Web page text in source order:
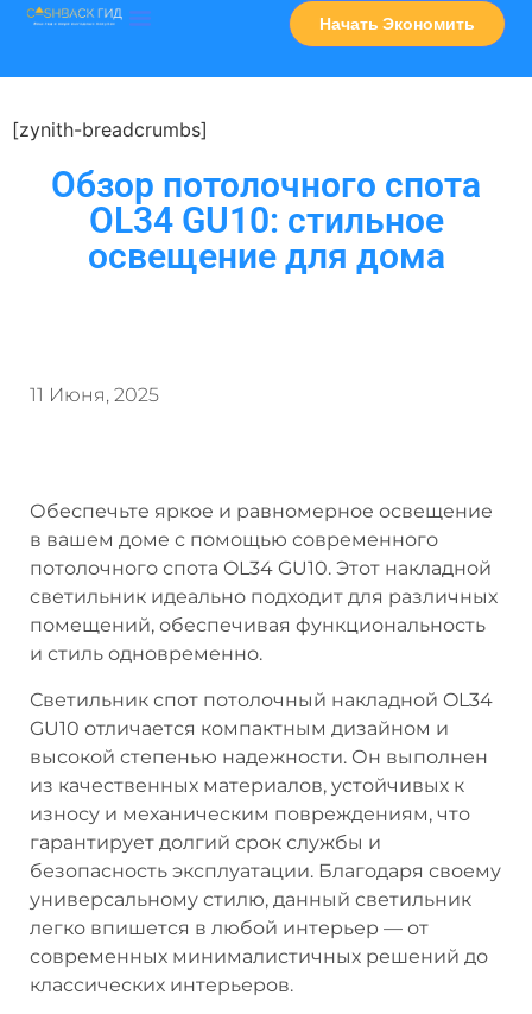
Начать Экономить
[zynith-breadcrumbs]
Обзор потолочного спота
OL34 GU10: стильное
освещение для дома
11 Июня, 2025
Обеспечьте яркое и равномерное освещение
в вашем доме с помощью современного
потолочного спота OL34 GU10. Этот накладной
светильник идеально подходит для различных
помещений, обеспечивая функциональность
и стиль одновременно.
Светильник спот потолочный накладной OL34
GU10 отличается компактным дизайном и
высокой степенью надежности. Он выполнен
из качественных материалов, устойчивых к
износу и механическим повреждениям, что
гарантирует долгий срок службы и
безопасность эксплуатации. Благодаря своему
универсальному стилю, данный светильник
легко впишется в любой интерьер — от
современных минималистичных решений до
классических интерьеров.